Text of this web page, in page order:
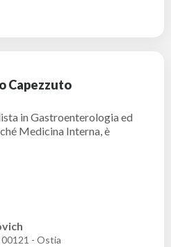
Capezzuto
in Gastroenterologia ed
Medicina Interna, è
- Ostia